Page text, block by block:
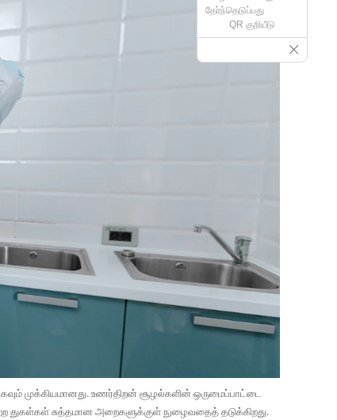
முக்கியமானது. உணர்திறன் சூழல்களின் ஒருமைப்பாட்டை
துகள்கள் சுத்தமான அறைகளுக்குள் நுழைவதைத் தடுக்கிறது.
QR குறியீடு